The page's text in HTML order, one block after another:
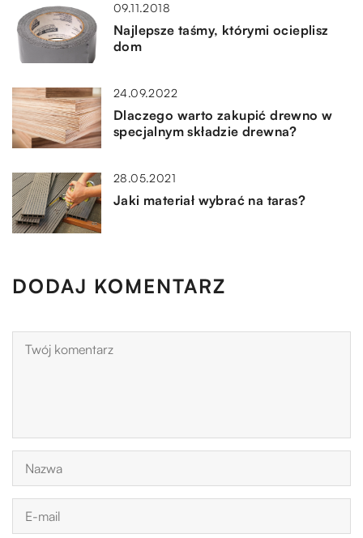
09.11.2018
Najlepsze taśmy, którymi ocieplisz
dom
24.09.2022
Dlaczego warto zakupić drewno w
specjalnym składzie drewna?
28.05.2021
Jaki materiał wybrać na taras?
DODAJ KOMENTARZ